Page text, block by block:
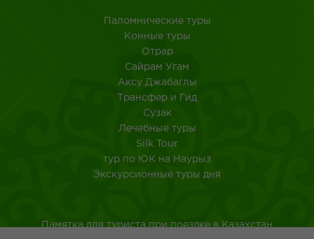
Паломнические туры
Конные туры
Отрар
Сайрам Угам
Аксу Джабаглы
Трансфер и Гид
Сузак
Лечебные туры
Silk Tour
тур по ЮК на Наурыз
Экскурсионные туры дня
Памятка для туриста при поездке в Казахстан